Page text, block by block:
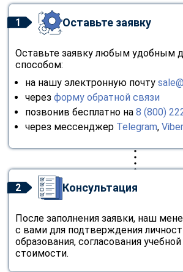
1 Оставьте заявку
Оставьте заявку любым удобным
способом:
на нашу электронную почту
через форму обратной связи
позвонив бесплатно на 8 (800)
через мессенджер Telegram, Viber
2 Консультация
После заполнения заявки, наш
с вами для подтверждения
образования, согласования
стоимости.